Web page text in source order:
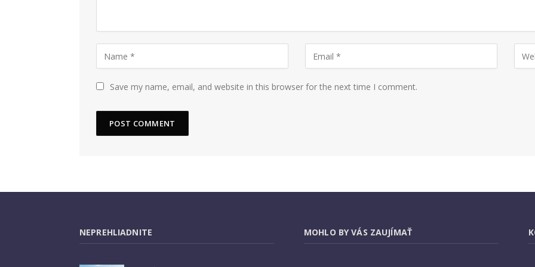
Save my name, email, and website in this browser for the next time I comment.
NEPREHLIADNITE MOHLO BY VÁS ZAUJÍMAŤ